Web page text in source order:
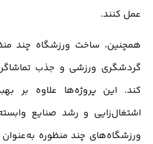
عمل کنند.
همچنین، ساخت ورزشگاه چند
گردشگری ورزشی و جذب
کند. این پروژه‌ها علاوه بر
اشتغال‌زایی و رشد صنایع وابسته
ورزشگاه‌های چند منظوره به‌عنوان